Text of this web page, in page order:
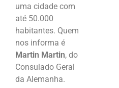
uma cidade com
até 50.000
habitantes. Quem
nos informa é
Martin Martin, do
Consulado Geral
da Alemanha.